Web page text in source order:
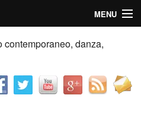
MENU
danza,